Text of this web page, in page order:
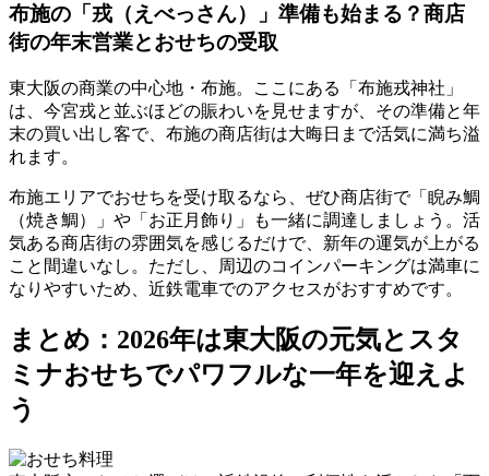
布施の「戎（えべっさん）」準備も始まる？商店
街の年末営業とおせちの受取
東大阪の商業の中心地・布施。ここにある「布施戎神社」
は、今宮戎と並ぶほどの賑わいを見せますが、その準備と年
末の買い出し客で、布施の商店街は大晦日まで活気に満ち溢
れます。
布施エリアでおせちを受け取るなら、ぜひ商店街で「睨み鯛
（焼き鯛）」や「お正月飾り」も一緒に調達 しましょう。活
気ある商店街の雰囲気を感じるだけで、新年の運気が上がる
こと間違いなし。ただし、周辺のコインパーキングは満車に
なりやすいため、近鉄電車でのアクセスがおすすめです。
まとめ：2026年は東大阪の元気とスタ
ミナおせちでパワフルな一年を迎えよ
う